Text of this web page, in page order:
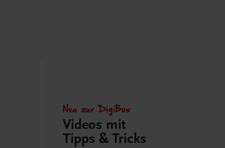
Neu zur DigiBox
Videos mit
Tipps & Tricks